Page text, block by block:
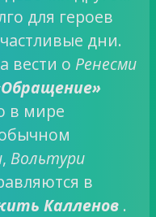
для героев
дни.
вести о Ренесми
в мире
, Вольтури
в
Калленов .